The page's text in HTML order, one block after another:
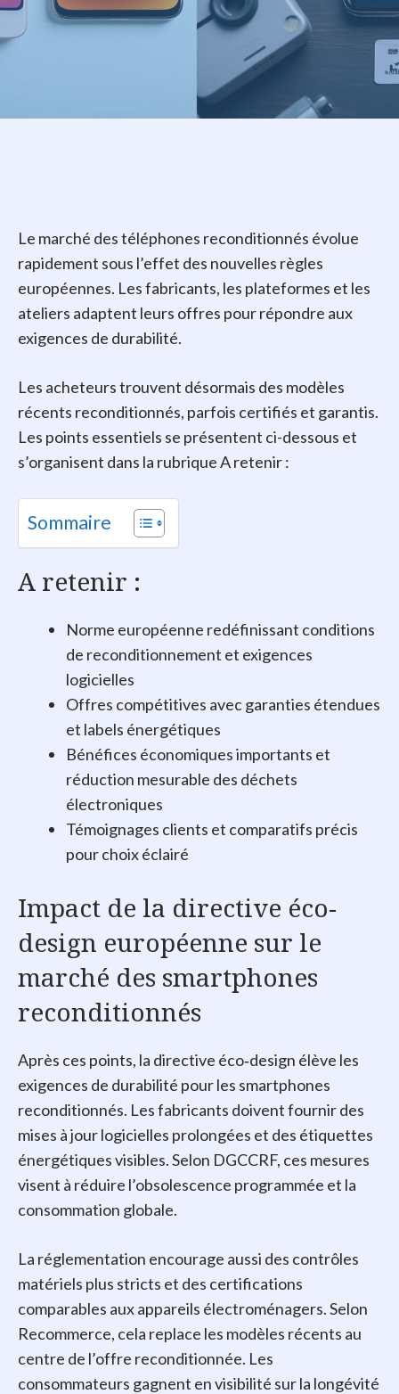
Le marché des téléphones reconditionnés évolue
rapidement sous l’effet des nouvelles règles
européennes. Les fabricants, les plateformes et les
ateliers adaptent leurs offres pour répondre aux
exigences de durabilité.
Les acheteurs trouvent désormais des modèles
récents reconditionnés, parfois certifiés et garantis.
Les points essentiels se présentent ci-dessous et
s’organisent dans la rubrique A retenir :
Sommaire
A retenir :
Norme européenne redéfinissant conditions
de reconditionnement et exigences
logicielles
Offres compétitives avec garanties étendues
et labels énergétiques
Bénéfices économiques importants et
réduction mesurable des déchets
électroniques
Témoignages clients et comparatifs précis
pour choix éclairé
Impact de la directive éco-
design européenne sur le
marché des smartphones
reconditionnés
Après ces points, la directive éco‑design élève les
exigences de durabilité pour les smartphones
reconditionnés. Les fabricants doivent fournir des
mises à jour logicielles prolongées et des étiquettes
énergétiques visibles. Selon DGCCRF, ces mesures
visent à réduire l’obsolescence programmée et la
consommation globale.
La réglementation encourage aussi des contrôles
matériels plus stricts et des certifications
comparables aux appareils électroménagers. Selon
Recommerce, cela replace les modèles récents au
centre de l’offre reconditionnée. Les
consommateurs gagnent en visibilité sur la longévité